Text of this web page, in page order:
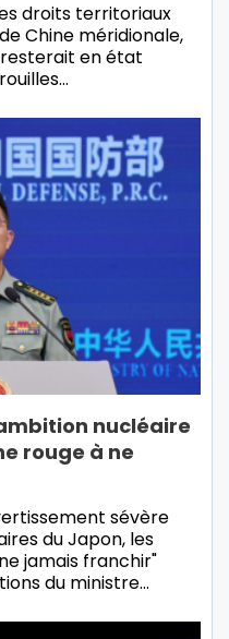
droits territoriaux
Chine méridionale,
en état
nucléaire
rouge à ne
sévère
du Japon, les
jamais franchir"
du ministre…